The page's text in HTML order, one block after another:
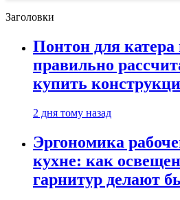
Заголовки
Понтон для
правильно
купить
2 дня тому назад
Эргономика
кухне: как
гарнитур делают